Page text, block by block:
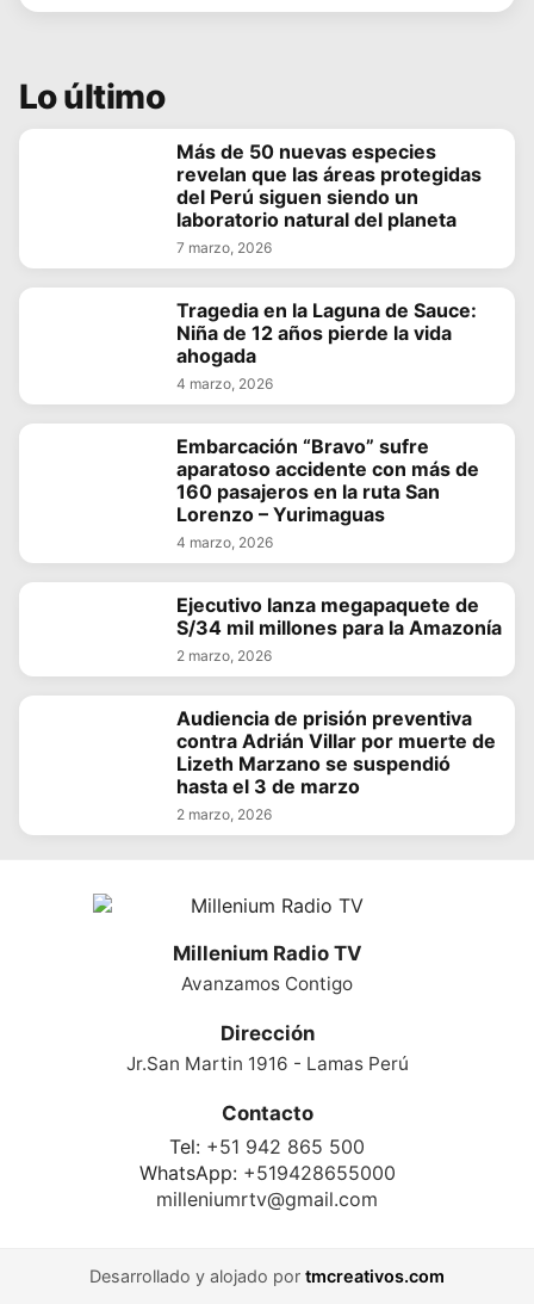
Lo último
Más de 50 nuevas especies
revelan que las áreas protegidas
del Perú siguen siendo un
laboratorio natural del planeta
7 marzo, 2026
Tragedia en la Laguna de Sauce:
Niña de 12 años pierde la vida
ahogada
4 marzo, 2026
Embarcación “Bravo” sufre
aparatoso accidente con más de
160 pasajeros en la ruta San
Lorenzo – Yurimaguas
4 marzo, 2026
Ejecutivo lanza megapaquete de
S/34 mil millones para la Amazonía
2 marzo, 2026
Audiencia de prisión preventiva
contra Adrián Villar por muerte de
Lizeth Marzano se suspendió
hasta el 3 de marzo
2 marzo, 2026
Millenium Radio TV
Avanzamos Contigo
Dirección
Jr.San Martin 1916 - Lamas Perú
Contacto
Tel: +51 942 865 500
WhatsApp: +519428655000
milleniumrtv@gmail.com
Desarrollado y alojado por tmcreativos.com